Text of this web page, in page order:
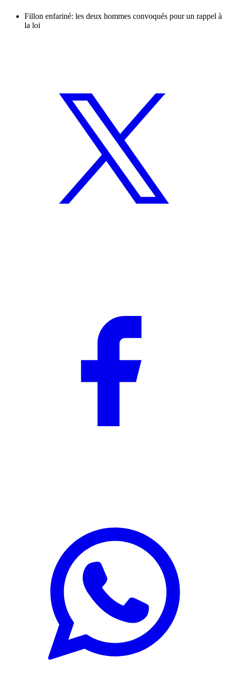
Fillon enfariné: les deux hommes convoqués pour un rappel à
la loi